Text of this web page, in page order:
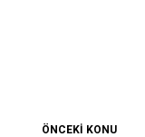
ÖNCEKİ KONU